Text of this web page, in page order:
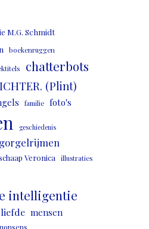
M.G. Schmidt
boekenruggen
chatterbots
(Plint)
familie foto's
geschiedenis
gorgelrijmen
Veronica illustraties
intelligentie
liefde mensen